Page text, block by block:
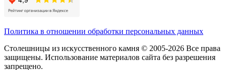
Политика в отношении обработки персональных данных
Столешницы из искусственного камня © 2005-2026 Все права
защищены. Использование материалов сайта без разрешения
запрещено.